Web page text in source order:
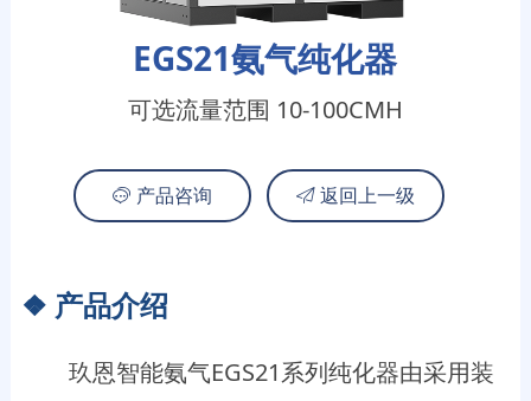
EGS21氨气纯化器
可选流量范围 10-100CMH
产品咨询 返回上一级
❖ 产品介绍
玖恩智能氨气EGS21系列纯化器由采用装